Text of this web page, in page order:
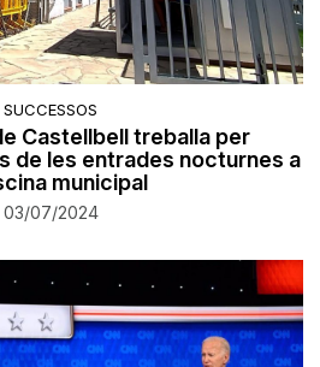
SUCCESSOS
Castellbell treballa per
de les entrades nocturnes a
municipal
03/07/2024